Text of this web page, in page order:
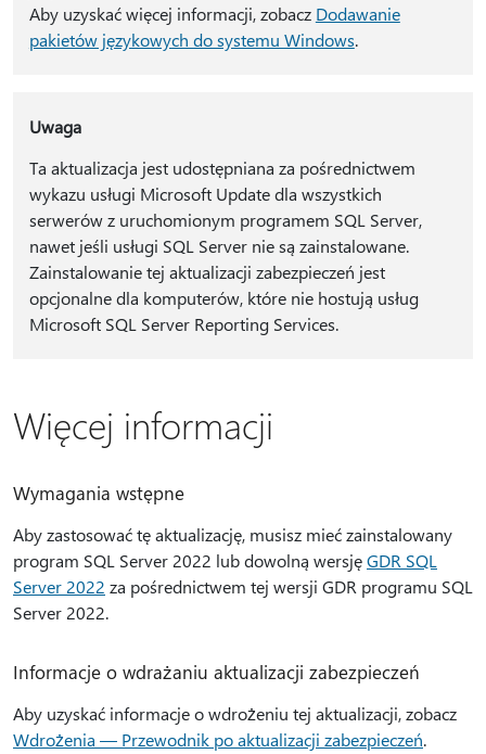
Aby uzyskać więcej informacji, zobacz Dodawanie
pakietów językowych do systemu Windows.
Uwaga
Ta aktualizacja jest udostępniana za pośrednictwem
wykazu usługi Microsoft Update dla wszystkich
serwerów z uruchomionym programem SQL Server,
nawet jeśli usługi SQL Server nie są zainstalowane.
Zainstalowanie tej aktualizacji zabezpieczeń jest
opcjonalne dla komputerów, które nie hostują usług
Microsoft SQL Server Reporting Services.
Więcej informacji
Wymagania wstępne
Aby zastosować tę aktualizację, musisz mieć zainstalowany
program SQL Server 2022 lub dowolną wersjęGDR SQL
Server 2022 za pośrednictwem tej wersji GDR programu SQL
Server 2022.
Informacje o wdrażaniu aktualizacji zabezpieczeń
Aby uzyskać informacje o wdrożeniu tej aktualizacji, zobacz
Wdrożenia — Przewodnik po aktualizacji zabezpieczeń.